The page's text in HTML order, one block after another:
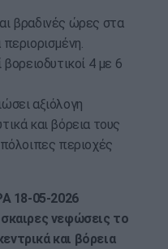
βραδινές ώρες στα
4 με 6
αξιόλογη
και βόρεια τους
περιοχές
18-05-2026
νεφώσεις το
και βόρεια